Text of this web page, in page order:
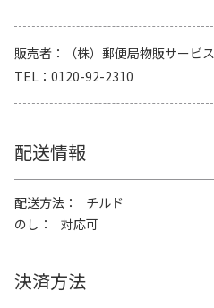
販売者
（株）郵便局物販サービス
TEL
0120-92-2310
配送情報
配送方法
チルド
のし
対応可
決済方法